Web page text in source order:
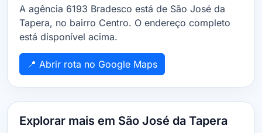
A agência 6193 Bradesco está de São José da
Tapera, no bairro Centro. O endereço completo
está disponível acima.
📍 Abrir rota no Google Maps
Explorar mais em São José da Tapera